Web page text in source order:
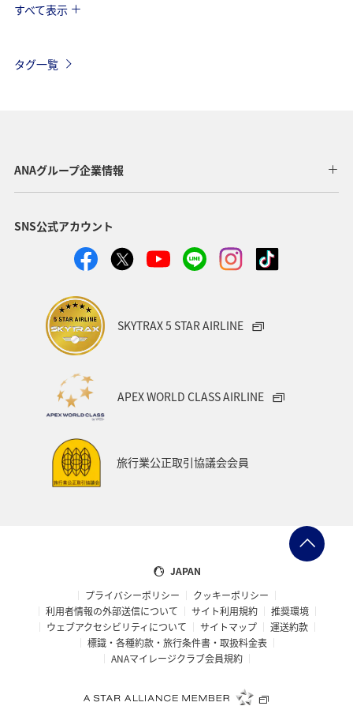
趣味
関西地方 北陸地方 福岡県 高知県
山形県 宮崎県
湖 旅アト 静岡県
ワーケーション
ハワイ 栃木県
一人旅
千葉県 プレミアムメンバー
東海地方
ANAショッピング A-style
京都府
広島県 鹿児島県 旅館
三重県 ANA CA's Note AMC会員専用サービス
すべて表示
タグ一覧
ANAグループ企業情報
SNS公式アカウント
SKYTRAX 5 STAR AIRLINE
APEX WORLD CLASS AIRLINE
旅行業公正取引協議会会員
JAPAN
プライバシーポリシー
クッキーポリシー
利用者情報の外部送信について
サイト利用規約
推奨環境
ウェブアクセシビリティについて
サイトマップ
運送約款
標識・各種約款・旅行条件書・取扱料金表
ANAマイレージクラブ会員規約